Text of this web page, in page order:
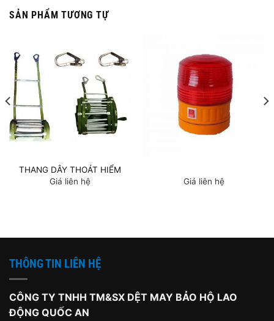
SẢN PHẨM TƯƠNG TỰ
THANG DÂY THOÁT HIỂM
Giá liên hệ
Giá liên hệ
THÔNG TIN LIÊN HỆ
CÔNG TY TNHH TM&SX DỆT MAY BẢO HỘ LAO
ĐỘNG QUỐC AN